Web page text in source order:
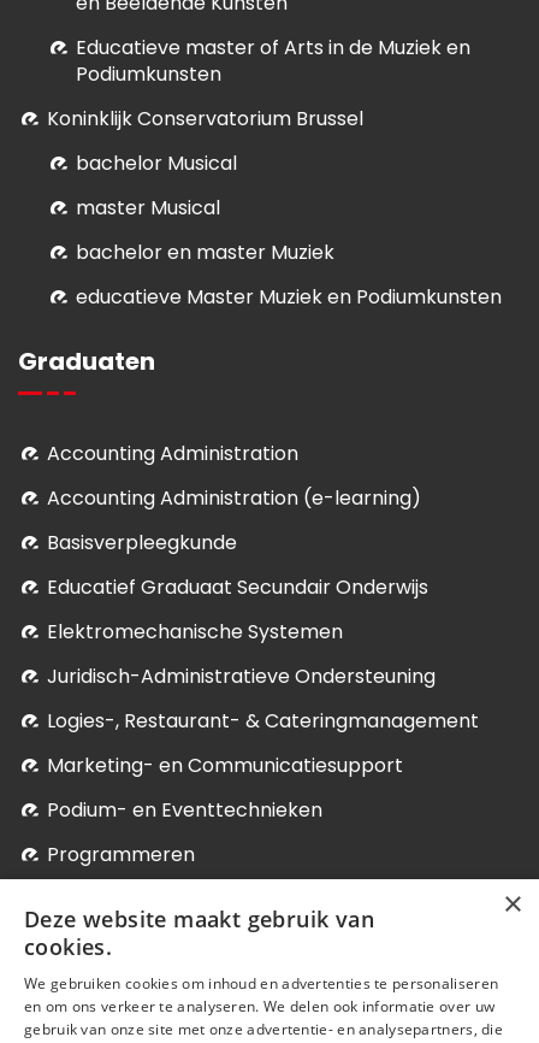
Educatieve master of Arts in de Muziek en
Podiumkunsten
Koninklijk Conservatorium Brussel
bachelor Musical
master Musical
bachelor en master Muziek
educatieve Master Muziek en Podiumkunsten
Graduaten
Accounting Administration
Accounting Administration (e-learning)
Basisverpleegkunde
Educatief Graduaat Secundair Onderwijs
Elektromechanische Systemen
Juridisch-Administratieve Ondersteuning
Logies-, Restaurant- & Cateringmanagement
Marketing- en Communicatiesupport
Podium- en Eventtechnieken
Programmeren
Systeem- en Netwerkbeheer
Verder studeren
Onze postgraduaten, micro-credentials en bij-
×
Deze website maakt gebruik van
cookies.
We gebruiken cookies om inhoud en advertenties te personaliseren
en om ons verkeer te analyseren. We delen ook informatie over uw
gebruik van onze site met onze advertentie- en analysepartners, die